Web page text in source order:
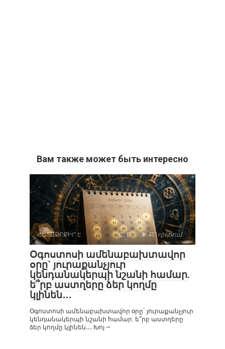
Вам также может быть интересно
ՀԵՏԱՔՐՔԻՐ Է 0 451դիտում
Օգոստոսի ամենաբախտավոր
օրը` յուրաքանչյուր
կենդանակերպի նշանի համար.
ե՞րբ աստղերը ձեր կողմը
կլինեն․․․
Օգոստոսի ամենաբախտավոր օրը` յուրաքանչյուր
կենդանակերպի նշանի համար. ե՞րբ աստղերը
ձեր կողմը կլինեն․․․ Խոյ —